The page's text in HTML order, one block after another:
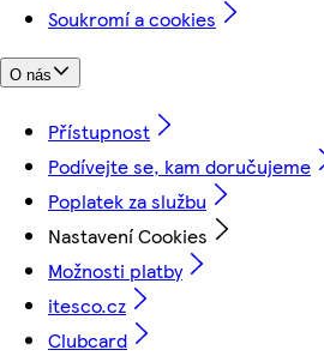
Soukromí a cookies
O nás
Přístupnost
Podívejte se, kam doručujeme
Poplatek za službu
Nastavení Cookies
Možnosti platby
itesco.cz
Clubcard